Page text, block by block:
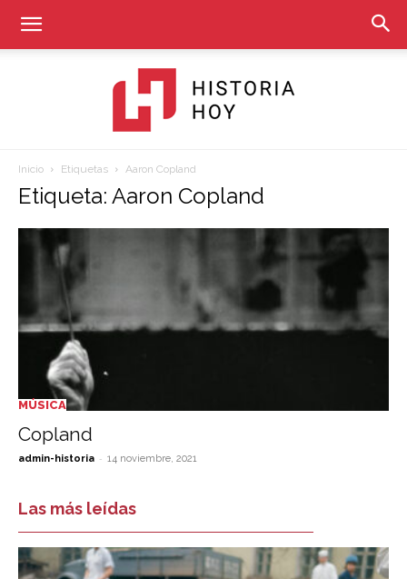
Inicio Etiquetas Aaron Copland
Etiqueta: Aaron Copland
MÚSICA
Copland
admin-historia - 14 noviembre, 2021
Las más leídas